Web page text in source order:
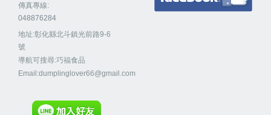
傳真專線:
048876284
地址:彰化縣北斗鎮光前路9-6
號
導航可搜尋:巧福食品
Email:dumplinglover66@gmail.com